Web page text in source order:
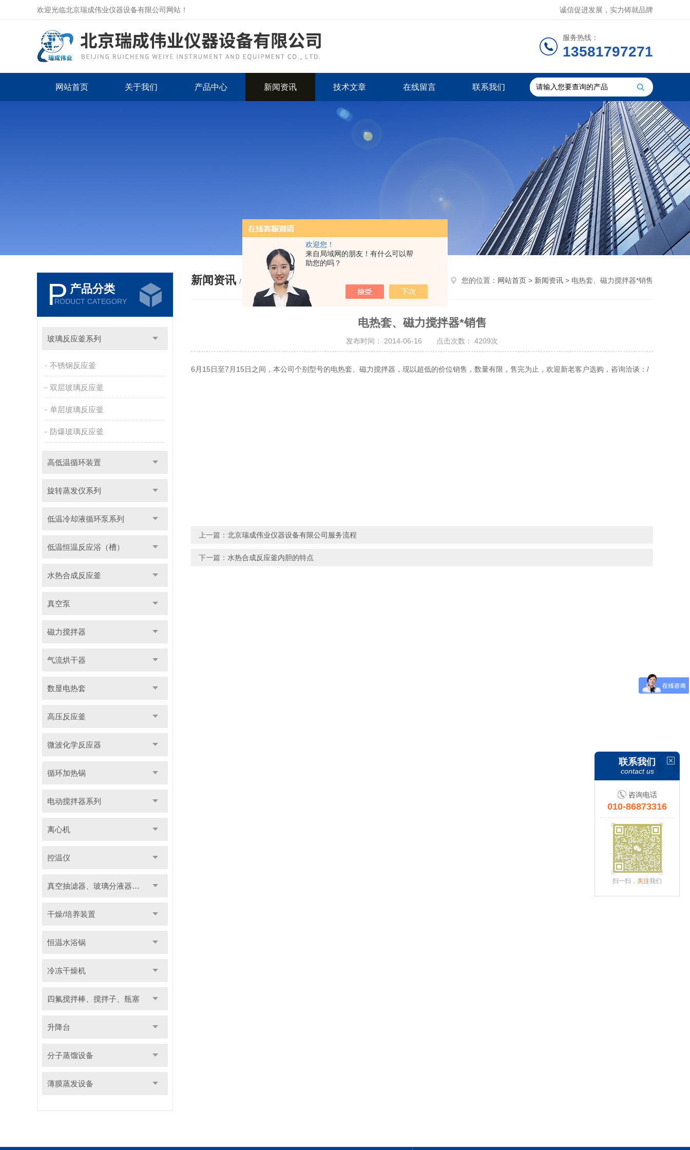
欢迎您！
来自局域网的朋友！有什么可以帮
助您的吗？
欢迎光临北京瑞成伟业仪器设备有限公司网站！ 诚信促进发展，实力铸就品牌
服务热线：
13581797271
网站首页 关于我们 产品中心 新闻资讯 技术文章 在线留言 联系我们
P 产品分类
RODUCT CATEGORY
玻璃反应釜系列
不锈钢反应釜
双层玻璃反应釜
单层玻璃反应釜
防爆玻璃反应釜
高低温循环装置
旋转蒸发仪系列
低温冷却液循环泵系列
低温恒温反应浴（槽）
水热合成反应釜
真空泵
磁力搅拌器
气流烘干器
数显电热套
高压反应釜
微波化学反应器
循环加热锅
电动搅拌器系列
离心机
控温仪
真空抽滤器、玻璃分液器系列
干燥/培养装置
恒温水浴锅
冷冻干燥机
四氟搅拌棒、搅拌子、瓶塞
升降台
分子蒸馏设备
薄膜蒸发设备
新闻资讯 / NEWS 您的位置： 网站首页 > 新闻资讯 > 电热套、磁力搅拌器*销售
电热套、磁力搅拌器*销售
发布时间： 2014-06-16 点击次数： 4209次
6月15日至7月15日之间，本公司个别型号的电热套、磁力搅拌器，现以超低的价位销售，数量有限，售完为止，欢迎新老客户选购，咨询洽谈：/
上一篇： 北京瑞成伟业仪器设备有限公司服务流程
下一篇： 水热合成反应釜内胆的特点
联系我们
contact us
咨询电话
010-86873316
扫一扫， 关注我们